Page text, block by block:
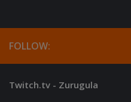
FOLLOW:
Twitch.tv - Zurugula